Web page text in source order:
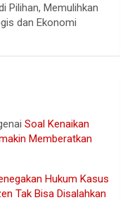
Pilihan, Memulihkan
dan Ekonomi
Soal Kenaikan
Memberatkan
Hukum Kasus
Tak Bisa Disalahkan